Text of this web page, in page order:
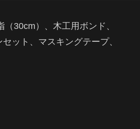
30cm）、木工用ボンド、
ット、マスキングテープ、